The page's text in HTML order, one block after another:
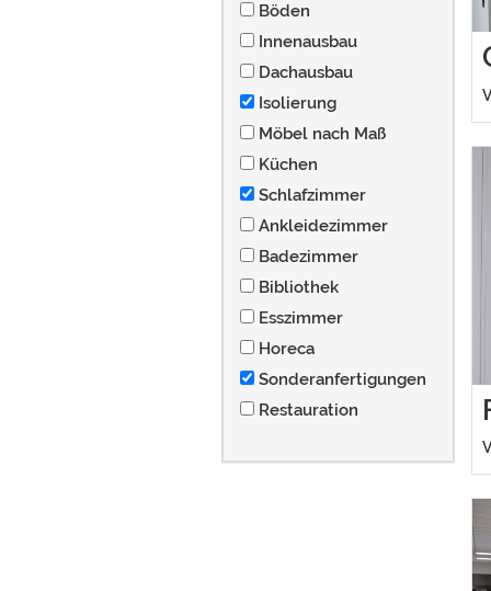
Böden
Innenausbau
Dachausbau
Isolierung
Möbel nach Maß
Küchen
Schlafzimmer
Ankleidezimmer
Badezimmer
Bibliothek
Esszimmer
Horeca
Sonderanfertigungen
Restauration